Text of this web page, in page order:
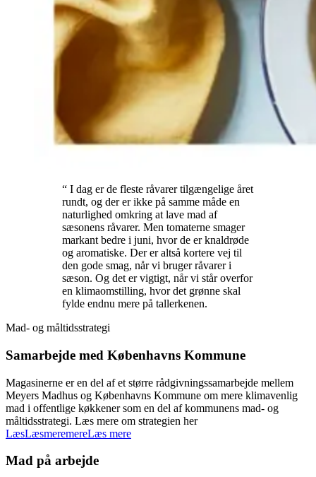
“ I dag er de fleste råvarer tilgængelige året
rundt, og der er ikke på samme måde en
naturlighed omkring at lave mad af
sæsonens råvarer. Men tomaterne smager
markant bedre i juni, hvor de er knaldrøde
og aromatiske. Der er altså kortere vej til
den gode smag, når vi bruger råvarer i
sæson. Og det er vigtigt, når vi står overfor
en klimaomstilling, hvor det grønne skal
fylde endnu mere på tallerkenen.
Mad- og måltidsstrategi
Samarbejde med Københavns Kommune
Magasinerne er en del af et større rådgivningssamarbejde mellem
Meyers Madhus og Københavns Kommune om mere klimavenlig
mad i offentlige køkkener som en del af kommunens mad- og
måltidsstrategi. Læs mere om strategien her
LæsLæsmeremereLæs mere
Mad på arbejde